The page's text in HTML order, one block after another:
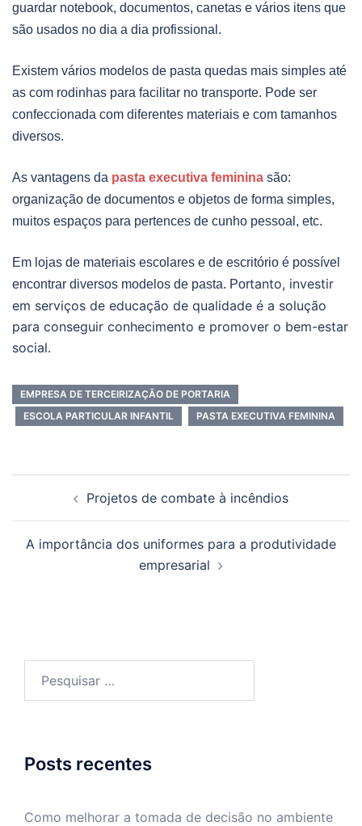
guardar notebook, documentos, canetas e vários itens que
são usados no dia a dia profissional.
Existem vários modelos de pasta quedas mais simples até
as com rodinhas para facilitar no transporte. Pode ser
confeccionada com diferentes materiais e com tamanhos
diversos.
As vantagens da pasta executiva feminina são:
organização de documentos e objetos de forma simples,
muitos espaços para pertences de cunho pessoal, etc.
Em lojas de materiais escolares e de escritório é possível
encontrar diversos modelos de pasta. Portanto, investir
em serviços de educação de qualidade é a solução
para conseguir conhecimento e promover o bem-estar
social.
EMPRESA DE TERCEIRIZAÇÃO DE PORTARIA
ESCOLA PARTICULAR INFANTIL
PASTA EXECUTIVA FEMININA
Projetos de combate à incêndios
A importância dos uniformes para a produtividade
empresarial
Posts recentes
Como melhorar a tomada de decisão no ambiente